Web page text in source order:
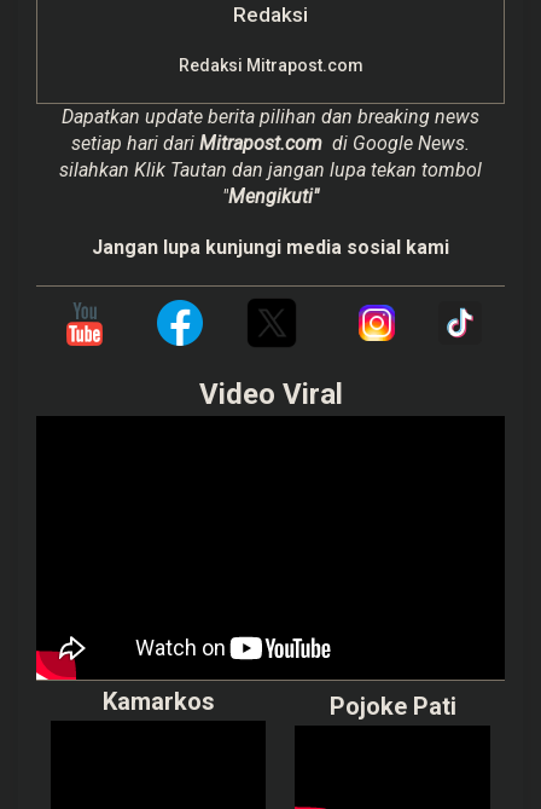
Redaksi
Redaksi Mitrapost.com
Dapatkan update berita pilihan dan breaking news
setiap hari dari Mitrapost.com di Google News.
silahkan Klik Tautan dan jangan lupa tekan tombol
"Mengikuti"
Jangan lupa kunjungi media sosial kami
Video Viral
Kamarkos Pojoke Pati